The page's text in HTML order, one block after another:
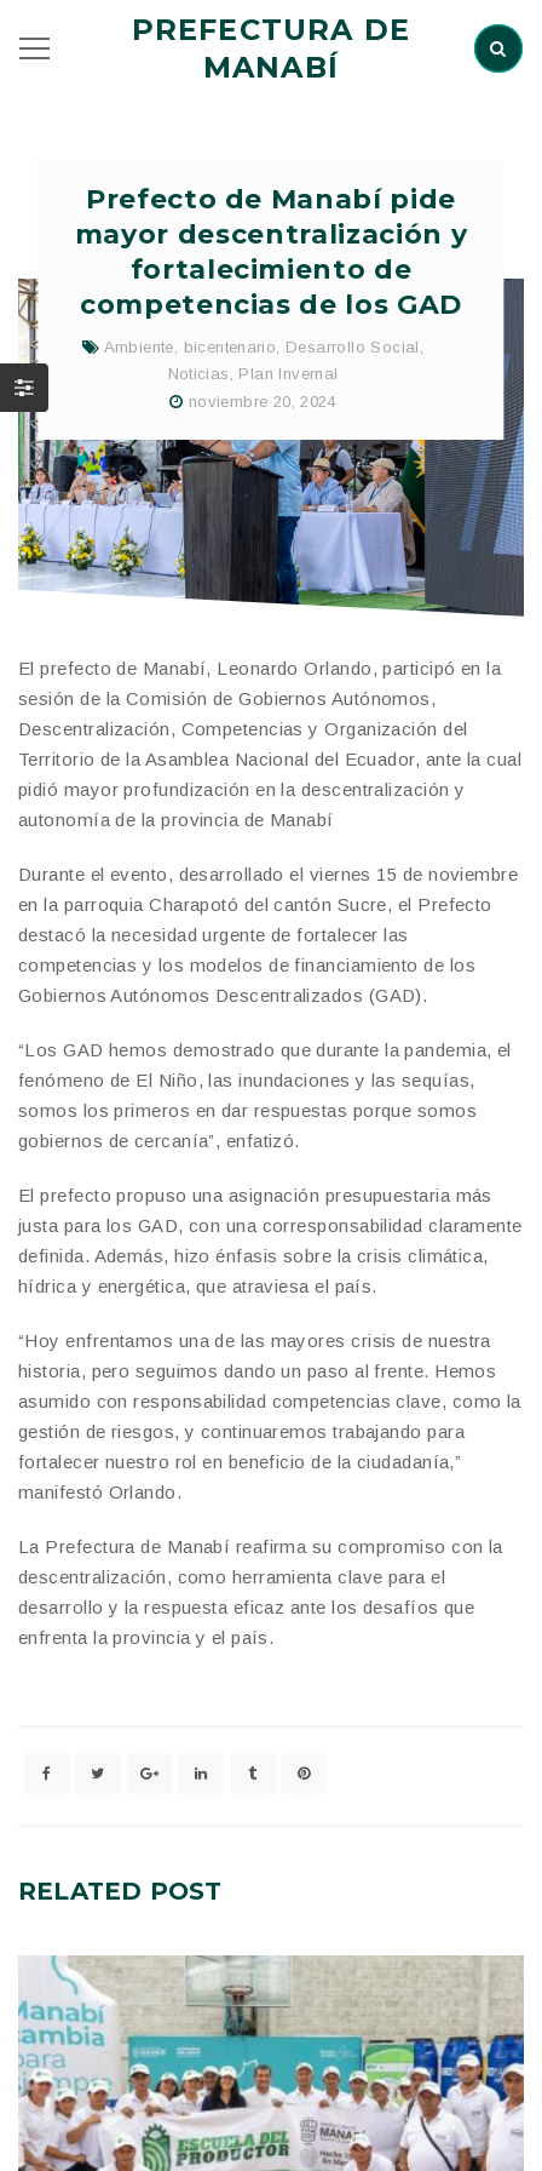
PREFECTURA DE
MANABÍ
Prefecto de Manabí pide
mayor descentralización y
fortalecimiento de
competencias de los GAD
Ambiente, bicentenario, Desarrollo Social ,
Noticias , Plan Invernal
noviembre 20, 2024
El prefecto de Manabí, Leonardo Orlando, participó en la
sesión de la Comisión de Gobiernos Autónomos,
Descentralización, Competencias y Organización del
Territorio de la Asamblea Nacional del Ecuador, ante la cual
pidió mayor profundización en la descentralización y
autonomía de la provincia de Manabí
Durante el evento, desarrollado el viernes 15 de noviembre
en la parroquia Charapotó del cantón Sucre, el Prefecto
destacó la necesidad urgente de fortalecer las
competencias y los modelos de financiamiento de los
Gobiernos Autónomos Descentralizados (GAD).
“Los GAD hemos demostrado que durante la pandemia, el
fenómeno de El Niño, las inundaciones y las sequías,
somos los primeros en dar respuestas porque somos
gobiernos de cercanía”, enfatizó.
El prefecto propuso una asignación presupuestaria más
justa para los GAD, con una corresponsabilidad claramente
definida. Además, hizo énfasis sobre la crisis climática,
hídrica y energética, que atraviesa el país.
“Hoy enfrentamos una de las mayores crisis de nuestra
historia, pero seguimos dando un paso al frente. Hemos
asumido con responsabilidad competencias clave, como la
gestión de riesgos, y continuaremos trabajando para
fortalecer nuestro rol en beneficio de la ciudadanía,”
manifestó Orlando.
La Prefectura de Manabí reafirma su compromiso con la
descentralización, como herramienta clave para el
desarrollo y la respuesta eficaz ante los desafíos que
enfrenta la provincia y el país.
RELATED POST